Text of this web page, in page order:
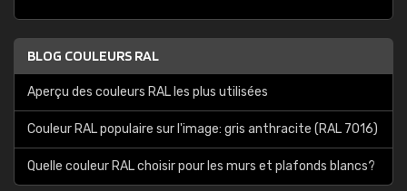
BLOG COULEURS RAL
Aperçu des couleurs RAL les plus utilisées
Couleur RAL populaire sur l'image: gris anthracite (RAL 7016)
Quelle couleur RAL choisir pour les murs et plafonds blancs?